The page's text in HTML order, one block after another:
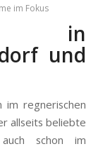
im Fokus
in
und
im regnerischen
allseits beliebte
auch schon im